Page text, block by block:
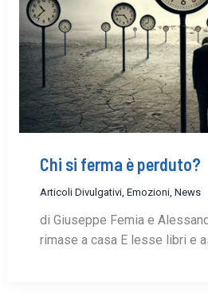
Chi si ferma è perduto?
Articoli Divulgativi, Emozioni, News
di Giuseppe Femia e
rimase a casa E lesse libri e